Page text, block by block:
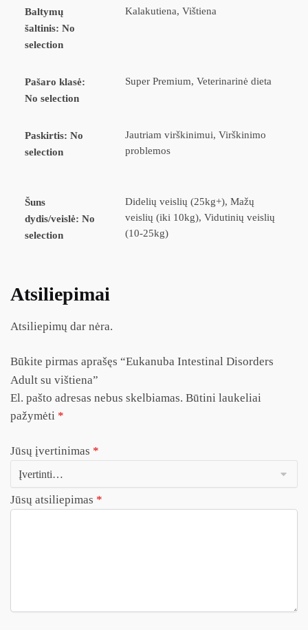
Baltymų
šaltinis: No
selection
Kalakutiena, Vištiena
Pašaro klasė:
No selection
Super Premium, Veterinarinė dieta
Paskirtis: No
selection
Jautriam virškinimui, Virškinimo
problemos
Šuns
dydis/veislė: No
selection
Didelių veislių (25kg+), Mažų
veislių (iki 10kg), Vidutinių veislių
(10-25kg)
Atsiliepimai
Atsiliepimų dar nėra.
Būkite pirmas aprašęs “Eukanuba Intestinal Disorders
Adult su vištiena”
El. pašto adresas nebus skelbiamas. Būtini laukeliai
pažymėti *
Jūsų įvertinimas *
Jūsų atsiliepimas *